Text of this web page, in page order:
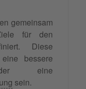
gemeinsam
für den
Diese
bessere
eine
sein.